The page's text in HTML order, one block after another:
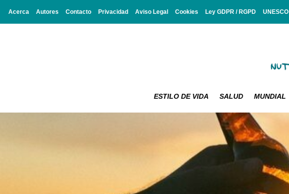
Acerca Autores Contacto Privacidad Aviso Legal Cookies Ley GDPR / RGPD UNESCO
ESTILO DE VIDA SALUD MUNDIAL